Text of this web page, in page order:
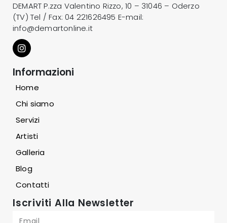
DEMART P.zza Valentino Rizzo, 10 – 31046 – Oderzo
(TV) Tel / Fax:04 221626495 E-mail:
info@demartonline.it
Informazioni
Home
Chi siamo
Servizi
Artisti
Galleria
Blog
Contatti
Iscriviti Alla Newsletter